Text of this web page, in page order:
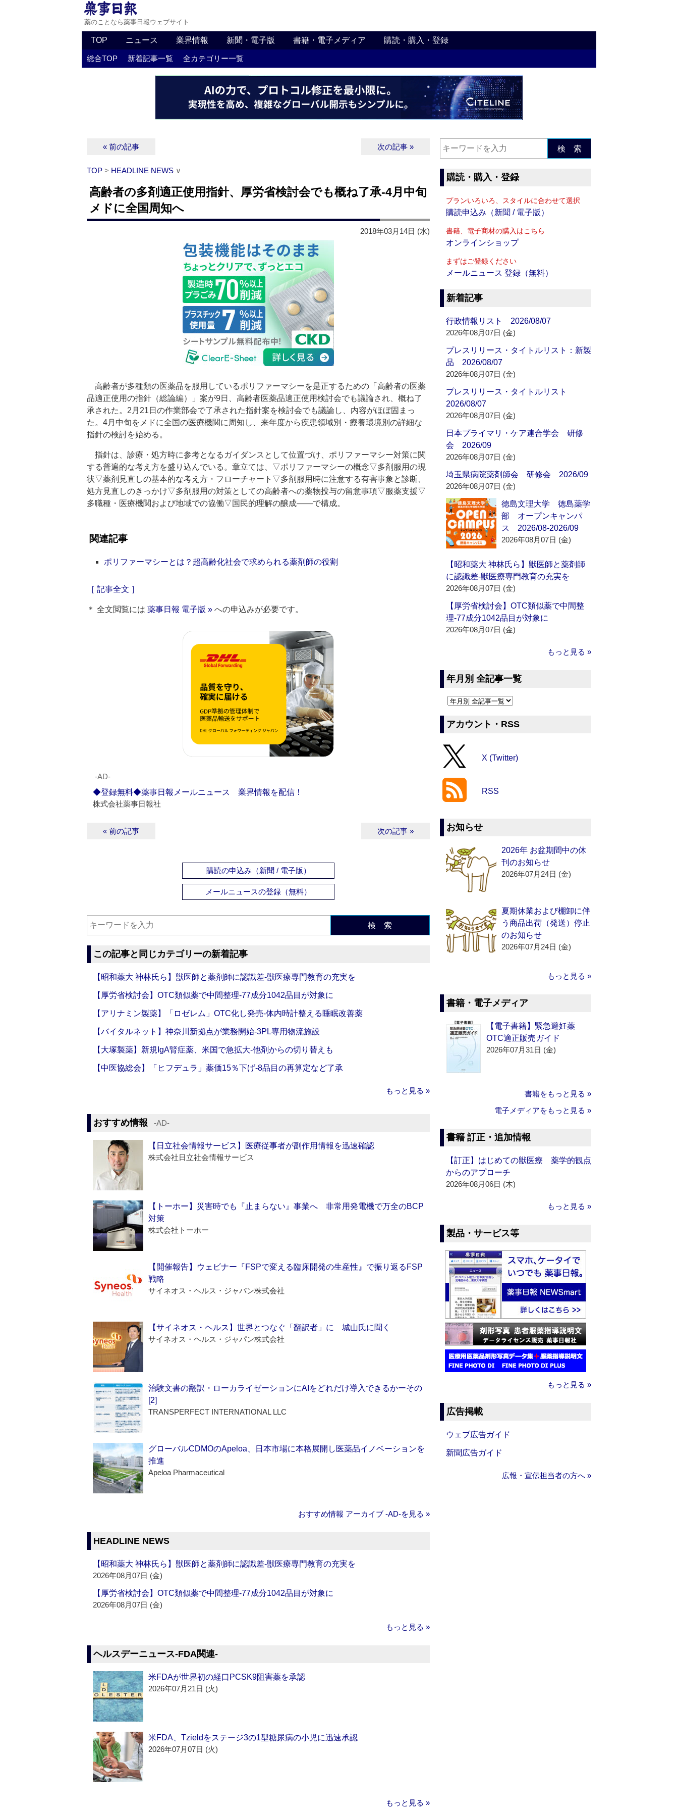
薬のことなら薬事日報ウェブサイト
TOP ニュース 業界情報 新聞・電子版 書籍・電子メディア 購読・購入・登録
総合TOP 新着記事一覧 全カテゴリー一覧
« 前の記事 次の記事 »
TOP > HEADLINE NEWS ∨
高齢者の多剤適正使用指針、厚労省検討会でも概ね了承‐4月中旬
メドに全国周知へ
2018年03月14日 (水)
高齢者が多種類の医薬品を服用しているポリファーマシーを是正するための「高齢者の医薬
品適正使用の指針（総論編）」案が9日、高齢者医薬品適正使用検討会でも議論され、概ね了
承された。2月21日の作業部会で了承された指針案を検討会でも議論し、内容がほぼ固まっ
た。4月中旬をメドに全国の医療機関に周知し、来年度から疾患領域別・療養環境別の詳細な
指針の検討を始める。
指針は、診療・処方時に参考となるガイダンスとして位置づけ、ポリファーマシー対策に関
する普遍的な考え方を盛り込んでいる。章立ては、▽ポリファーマシーの概念▽多剤服用の現
状▽薬剤見直しの基本的な考え方・フローチャート▽多剤服用時に注意する有害事象と診断、
処方見直しのきっかけ▽多剤服用の対策としての高齢者への薬物投与の留意事項▽服薬支援▽
多職種・医療機関および地域での協働▽国民的理解の醸成――で構成。
関連記事
ポリファーマシーとは？超高齢化社会で求められる薬剤師の役割
［ 記事全文 ］
＊ 全文閲覧には 薬事日報 電子版 » への申込みが必要です。
‐AD‐
◆登録無料◆薬事日報メールニュース 業界情報を配信！
株式会社薬事日報社
« 前の記事 次の記事 »
購読の申込み（新聞 / 電子版）
メールニュースの登録（無料）
検 索
この記事と同じカテゴリーの新着記事
【昭和薬大 神林氏ら】獣医師と薬剤師に認識差‐獣医療専門教育の充実を
【厚労省検討会】OTC類似薬で中間整理‐77成分1042品目が対象に
【アリナミン製薬】「ロゼレム」OTC化し発売‐体内時計整える睡眠改善薬
【バイタルネット】神奈川新拠点が業務開始‐3PL専用物流施設
【大塚製薬】新規IgA腎症薬、米国で急拡大‐他剤からの切り替えも
【中医協総会】「ヒフデュラ」薬価15％下げ‐8品目の再算定など了承
もっと見る »
おすすめ情報 ‐AD‐
【日立社会情報サービス】医療従事者が副作用情報を迅速確認
株式会社日立社会情報サービス
【トーホー】災害時でも『止まらない』事業へ 非常用発電機で万全のBCP
対策
株式会社トーホー
【開催報告】ウェビナー『FSPで変える臨床開発の生産性』で振り返るFSP
戦略
サイネオス・ヘルス・ジャパン株式会社
【サイネオス・ヘルス】世界とつなぐ「翻訳者」に 城山氏に聞く
サイネオス・ヘルス・ジャパン株式会社
治験文書の翻訳・ローカライゼーションにAIをどれだけ導入できるかーその
[2]
TRANSPERFECT INTERNATIONAL LLC
グローバルCDMOのApeloa、日本市場に本格展開し医薬品イノベーションを
推進
Apeloa Pharmaceutical
おすすめ情報 アーカイブ ‐AD‐を見る »
HEADLINE NEWS
【昭和薬大 神林氏ら】獣医師と薬剤師に認識差‐獣医療専門教育の充実を
2026年08月07日 (金)
【厚労省検討会】OTC類似薬で中間整理‐77成分1042品目が対象に
2026年08月07日 (金)
もっと見る »
ヘルスデーニュース‐FDA関連‐
米FDAが世界初の経口PCSK9阻害薬を承認
2026年07月21日 (火)
米FDA、Tzieldをステージ3の1型糖尿病の小児に迅速承認
2026年07月07日 (火)
もっと見る »
検 索
購読・購入・登録
プランいろいろ、スタイルに合わせて選択
購読申込み（新聞 / 電子版）
書籍、電子商材の購入はこちら
オンラインショップ
まずはご登録ください
メールニュース 登録（無料）
新着記事
行政情報リスト 2026/08/07
2026年08月07日 (金)
プレスリリース・タイトルリスト：新製
品 2026/08/07
2026年08月07日 (金)
プレスリリース・タイトルリスト
2026/08/07
2026年08月07日 (金)
日本プライマリ・ケア連合学会 研修
会 2026/09
2026年08月07日 (金)
埼玉県病院薬剤師会 研修会 2026/09
2026年08月07日 (金)
徳島文理大学 徳島薬学
部 オープンキャンパ
ス 2026/08-2026/09
2026年08月07日 (金)
【昭和薬大 神林氏ら】獣医師と薬剤師
に認識差‐獣医療専門教育の充実を
2026年08月07日 (金)
【厚労省検討会】OTC類似薬で中間整
理‐77成分1042品目が対象に
2026年08月07日 (金)
もっと見る »
年月別 全記事一覧
アカウント・RSS
X (Twitter)
RSS
お知らせ
2026年 お盆期間中の休
刊のお知らせ
2026年07月24日 (金)
夏期休業および棚卸に伴
う商品出荷（発送）停止
のお知らせ
2026年07月24日 (金)
もっと見る »
書籍・電子メディア
【電子書籍】緊急避妊薬
OTC適正販売ガイド
2026年07月31日 (金)
書籍をもっと見る »
電子メディアをもっと見る »
書籍 訂正・追加情報
【訂正】はじめての獣医療 薬学的観点
からのアプローチ
2026年08月06日 (木)
もっと見る »
製品・サービス等
もっと見る »
広告掲載
ウェブ広告ガイド
新聞広告ガイド
広報・宣伝担当者の方へ »